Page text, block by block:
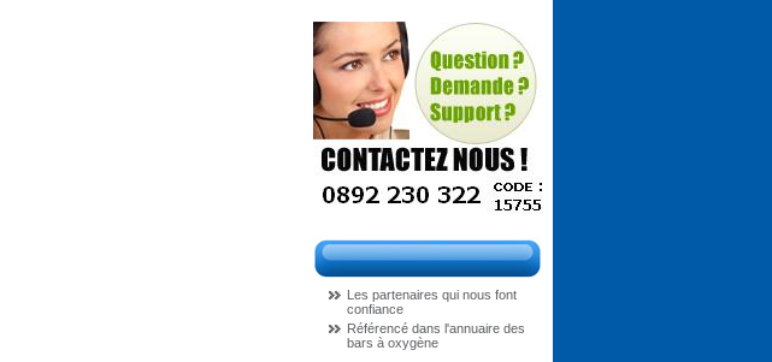
Les partenaires qui nous font
confiance
Référencé dans l'annuaire des
bars à oxygène